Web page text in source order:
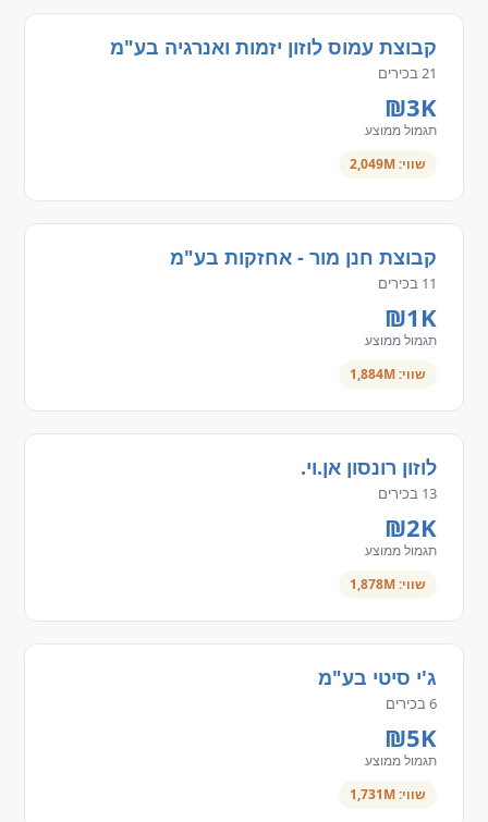
קבוצת עמוס לוזון יזמות ואנרגיה בע"מ
21 בכירים
₪3K
תגמול ממוצע
שווי: 2,049M
קבוצת חנן מור - אחזקות בע"מ
11 בכירים
₪1K
תגמול ממוצע
שווי: 1,884M
לוזון רונסון אן.וי.
13 בכירים
₪2K
תגמול ממוצע
שווי: 1,878M
ג'י סיטי בע"מ
6 בכירים
₪5K
תגמול ממוצע
שווי: 1,731M